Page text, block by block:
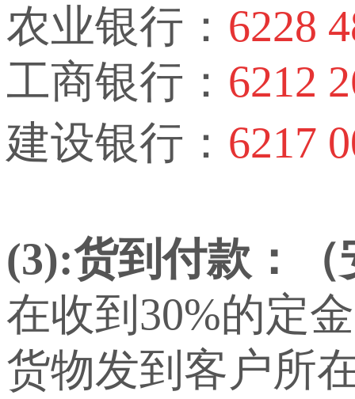
农业银行： 6228
工商银行： 6212
建设银行： 6217
(3):货到付款：
在收到30%的定
货物发到客户所